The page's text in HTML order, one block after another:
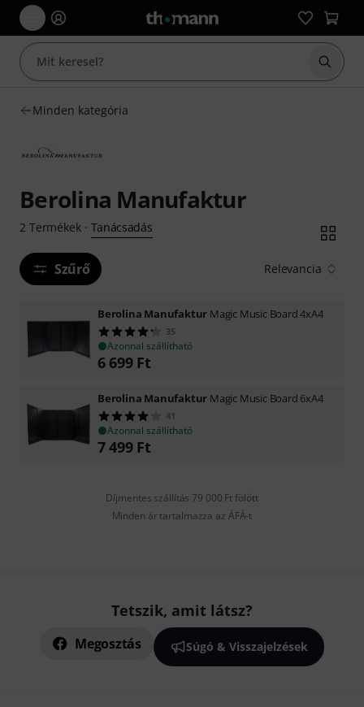
Minden kategória
Berolina Manufaktur
2 Termékek· Tanácsadás
Szűrő Relevancia
Berolina Manufaktur Magic Music Board 4xA4
35
Azonnal szállítható
6 699 Ft
Berolina Manufaktur Magic Music Board 6xA4
41
Azonnal szállítható
7 499 Ft
Díjmentes szállítás 79 000 Ft fölött
Minden ár tartalmazza az ÁFÁ-t
Tetszik, amit látsz?
Megosztás Súgó & Visszajelzések